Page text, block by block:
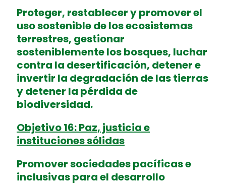
Proteger, restablecer y promover el
uso sostenible de los ecosistemas
terrestres, gestionar
sosteniblemente los bosques, luchar
contra la desertificación, detener e
invertir la degradación de las tierras
y detener la pérdida de
biodiversidad.
Objetivo 16: Paz, justicia e
instituciones sólidas
Promover sociedades pacíficas e
inclusivas para el desarrollo